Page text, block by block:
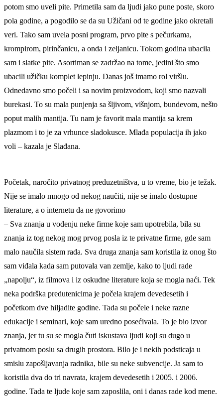
potom smo uveli pite. Primetila sam da ljudi jako pune poste, skoro
pola godine, a pogodilo se da su Užičani od te godine jako okretali
veri. Tako sam uvela posni program, prvo pite s pečurkama,
krompirom, pirinčanicu, a onda i zeljanicu. Tokom godina ubacila
sam i slatke pite. Asortiman se zadržao na tome, jedini što smo
ubacili užičku komplet lepinju. Danas još imamo rol viršlu.
Odnedavno smo počeli i sa novim proizvodom, koji smo nazvali
burekasi. To su mala punjenja sa šljivom, višnjom, bundevom, nešto
poput malih mantija. Tu nam je favorit mala mantija sa krem
plazmom i to je za vrhunce sladokusce. Mlađa populacija ih jako
voli – kazala je Slađana.
Početak, naročito privatnog preduzetništva, u to vreme, bio je težak.
Nije se imalo mnogo od nekog naučiti, nije se imalo dostupne
literature, a o internetu da ne govorimo
– Sva znanja u vođenju neke firme koje sam upotrebila, bila su
znanja iz tog nekog mog prvog posla iz te privatne firme, gde sam
malo naučila sistem rada. Sva druga znanja sam koristila iz onog što
sam viđala kada sam putovala van zemlje, kako to ljudi rade
„napolju“, iz filmova i iz oskudne literature koja se mogla naći. Tek
neka podrška predutenicima je počela krajem devedesetih i
početkom dve hiljadite godine. Tada su počele i neke razne
edukacije i seminari, koje sam uredno posećivala. To je bio izvor
znanja, jer tu su se mogla čuti iskustava ljudi koji su dugo u
privatnom poslu sa drugih prostora. Bilo je i nekih podsticaja u
smislu zapošljavanja radnika, bile su neke subvencije. Ja sam to
koristila dva do tri navrata, krajem devedesetih i 2005. i 2006.
godine. Tada te ljude koje sam zaposlila, oni i danas rade kod mene.